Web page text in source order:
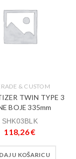
& CUSTOM
TWIN TYPE 3
BOJE 335mm
SHK03BLK
118,26€
U KOŠARICU